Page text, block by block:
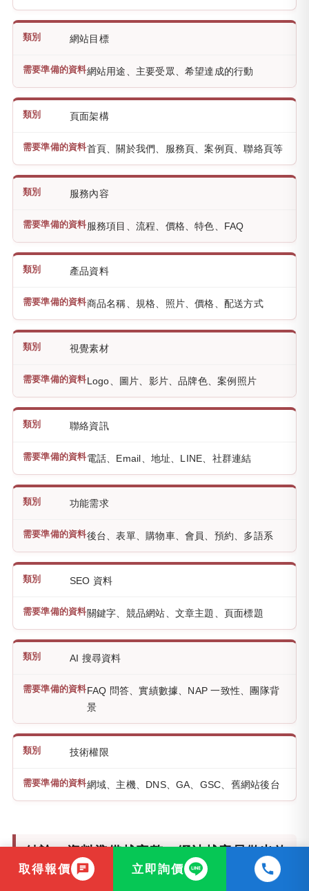
取得報價 立即詢價
網站目標
網站用途、主要受眾、希望達成的行動
頁面架構
首頁、關於我們、服務頁、案例頁、聯絡頁等
服務內容
服務項目、流程、價格、特色、FAQ
產品資料
商品名稱、規格、照片、價格、配送方式
視覺素材
Logo、圖片、影片、品牌色、案例照片
聯絡資訊
電話、Email、地址、LINE、社群連結
功能需求
後台、表單、購物車、會員、預約、多語系
SEO 資料
關鍵字、競品網站、文章主題、頁面標題
AI 搜尋資料
FAQ 問答、實績數據、NAP 一致性、團隊背
景
技術權限
網域、主機、DNS、GA、GSC、舊網站後台
結論：資料準備越完整，網站越容易做出效
果